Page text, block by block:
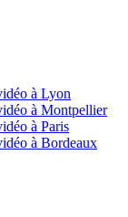
à Lyon
à Montpellier
à Paris
à Bordeaux